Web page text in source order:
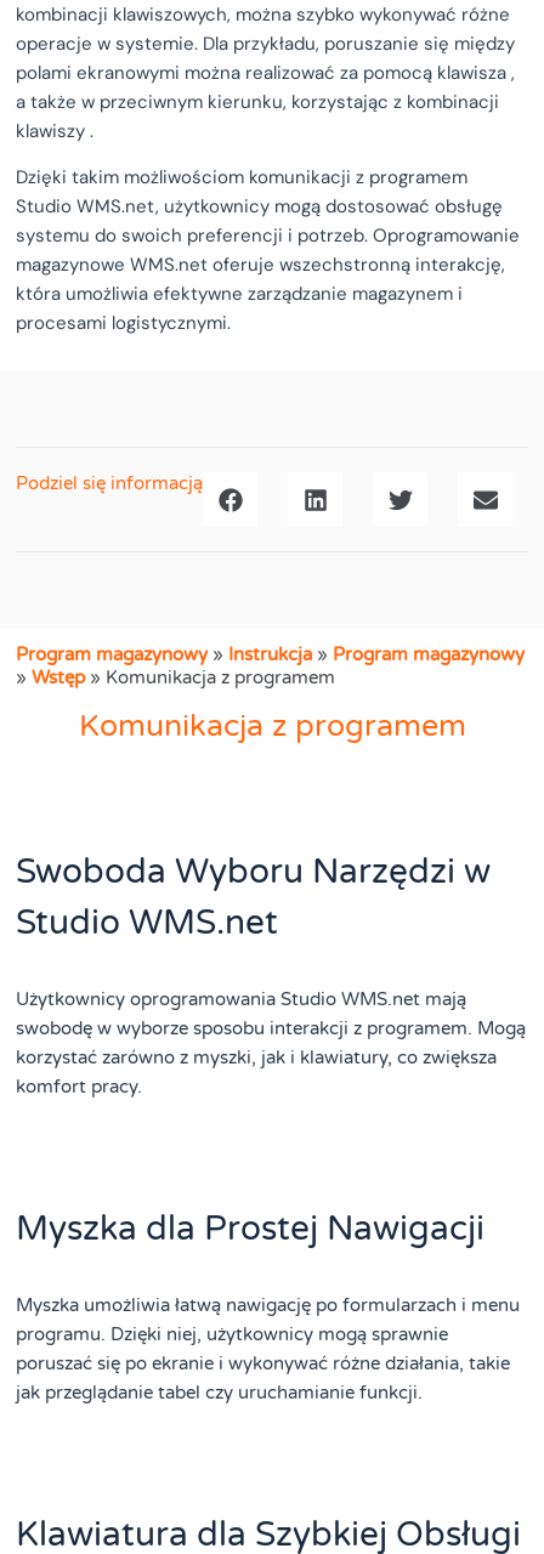
kombinacji klawiszowych, można szybko wykonywać różne
operacje w systemie. Dla przykładu, poruszanie się między
polami ekranowymi można realizować za pomocą klawisza ,
a także w przeciwnym kierunku, korzystając z kombinacji
klawiszy .
Dzięki takim możliwościom komunikacji z programem
Studio WMS.net, użytkownicy mogą dostosować obsługę
systemu do swoich preferencji i potrzeb. Oprogramowanie
magazynowe WMS.net oferuje wszechstronną interakcję,
która umożliwia efektywne zarządzanie magazynem i
procesami logistycznymi.
Podziel się informacją
Program magazynowy» Instrukcja » Program magazynowy
»Wstęp» Komunikacja z programem
Komunikacja z programem
Swoboda Wyboru Narzędzi w
Studio WMS.net
Użytkownicy oprogramowania Studio WMS.net mają
swobodę w wyborze sposobu interakcji z programem. Mogą
korzystać zarówno z myszki, jak i klawiatury, co zwiększa
komfort pracy.
Myszka dla Prostej Nawigacji
Myszka umożliwia łatwą nawigację po formularzach i menu
programu. Dzięki niej, użytkownicy mogą sprawnie
poruszać się po ekranie i wykonywać różne działania, takie
jak przeglądanie tabel czy uruchamianie funkcji.
Klawiatura dla Szybkiej Obsługi